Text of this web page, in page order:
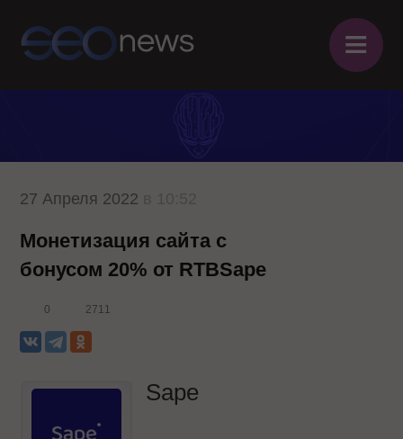
≡
27 Апреля 2022
Монетизация сайта с
бонусом 20% от RTBSape
0 2711
Sape